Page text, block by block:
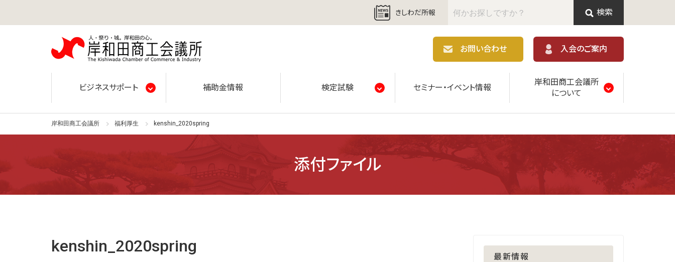
きしわだ所報 検索
お問い合わせ
入会のご案内
ビジネスサポート 補助金情報 検定試験 セミナー・イベント情報
岸和田商工会議所
について
岸和田商工会議所 福利厚生 kenshin_2020spring
添付ファイル
kenshin_2020spring
最新情報